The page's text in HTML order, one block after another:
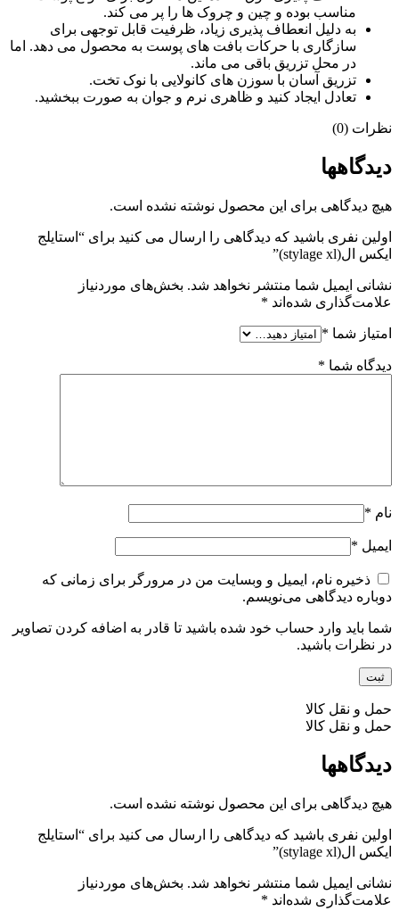
مناسب بوده و چین و چروک ها را پر می کند.
به دلیل انعطاف پذیری زیاد، ظرفیت قابل توجهی برای
سازگاری با حرکات بافت های پوست به محصول می دهد. اما
در محل تزریق باقی می ماند.
تزریق آسان با سوزن های کانولایی با نوک تخت.
تعادل ایجاد کنید و ظاهری نرم و جوان به صورت ببخشید.
نظرات (0)
دیدگاهها
هیچ دیدگاهی برای این محصول نوشته نشده است.
اولین نفری باشید که دیدگاهی را ارسال می کنید برای “استایلج
ایکس ال(stylage xl)”
نشانی ایمیل شما منتشر نخواهد شد. بخش‌های موردنیاز
علامت‌گذاری شده‌اند *
امتیاز شما *
دیدگاه شما *
نام *
ایمیل *
ذخیره نام، ایمیل و وبسایت من در مرورگر برای زمانی که
دوباره دیدگاهی می‌نویسم.
شما باید وارد حساب خود شده باشید تا قادر به اضافه کردن تصاویر
در نظرات باشید.
حمل و نقل کالا
حمل و نقل کالا
دیدگاهها
هیچ دیدگاهی برای این محصول نوشته نشده است.
اولین نفری باشید که دیدگاهی را ارسال می کنید برای “استایلج
ایکس ال(stylage xl)”
نشانی ایمیل شما منتشر نخواهد شد. بخش‌های موردنیاز
علامت‌گذاری شده‌اند *